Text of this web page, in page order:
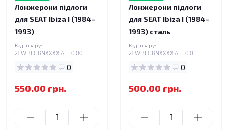
Лонжерони підлоги
для SEAT Ibiza I (1984–
1993)
Код товару:
21.WBLGRNXXXX.ALL.0.00
0
550.00 грн.
Лонжерони підлоги
для SEAT Ibiza I (1984–
1993) сталь
Код товару:
21.WBLGRNXXXX.ALL.0.0
0
500.00 грн.